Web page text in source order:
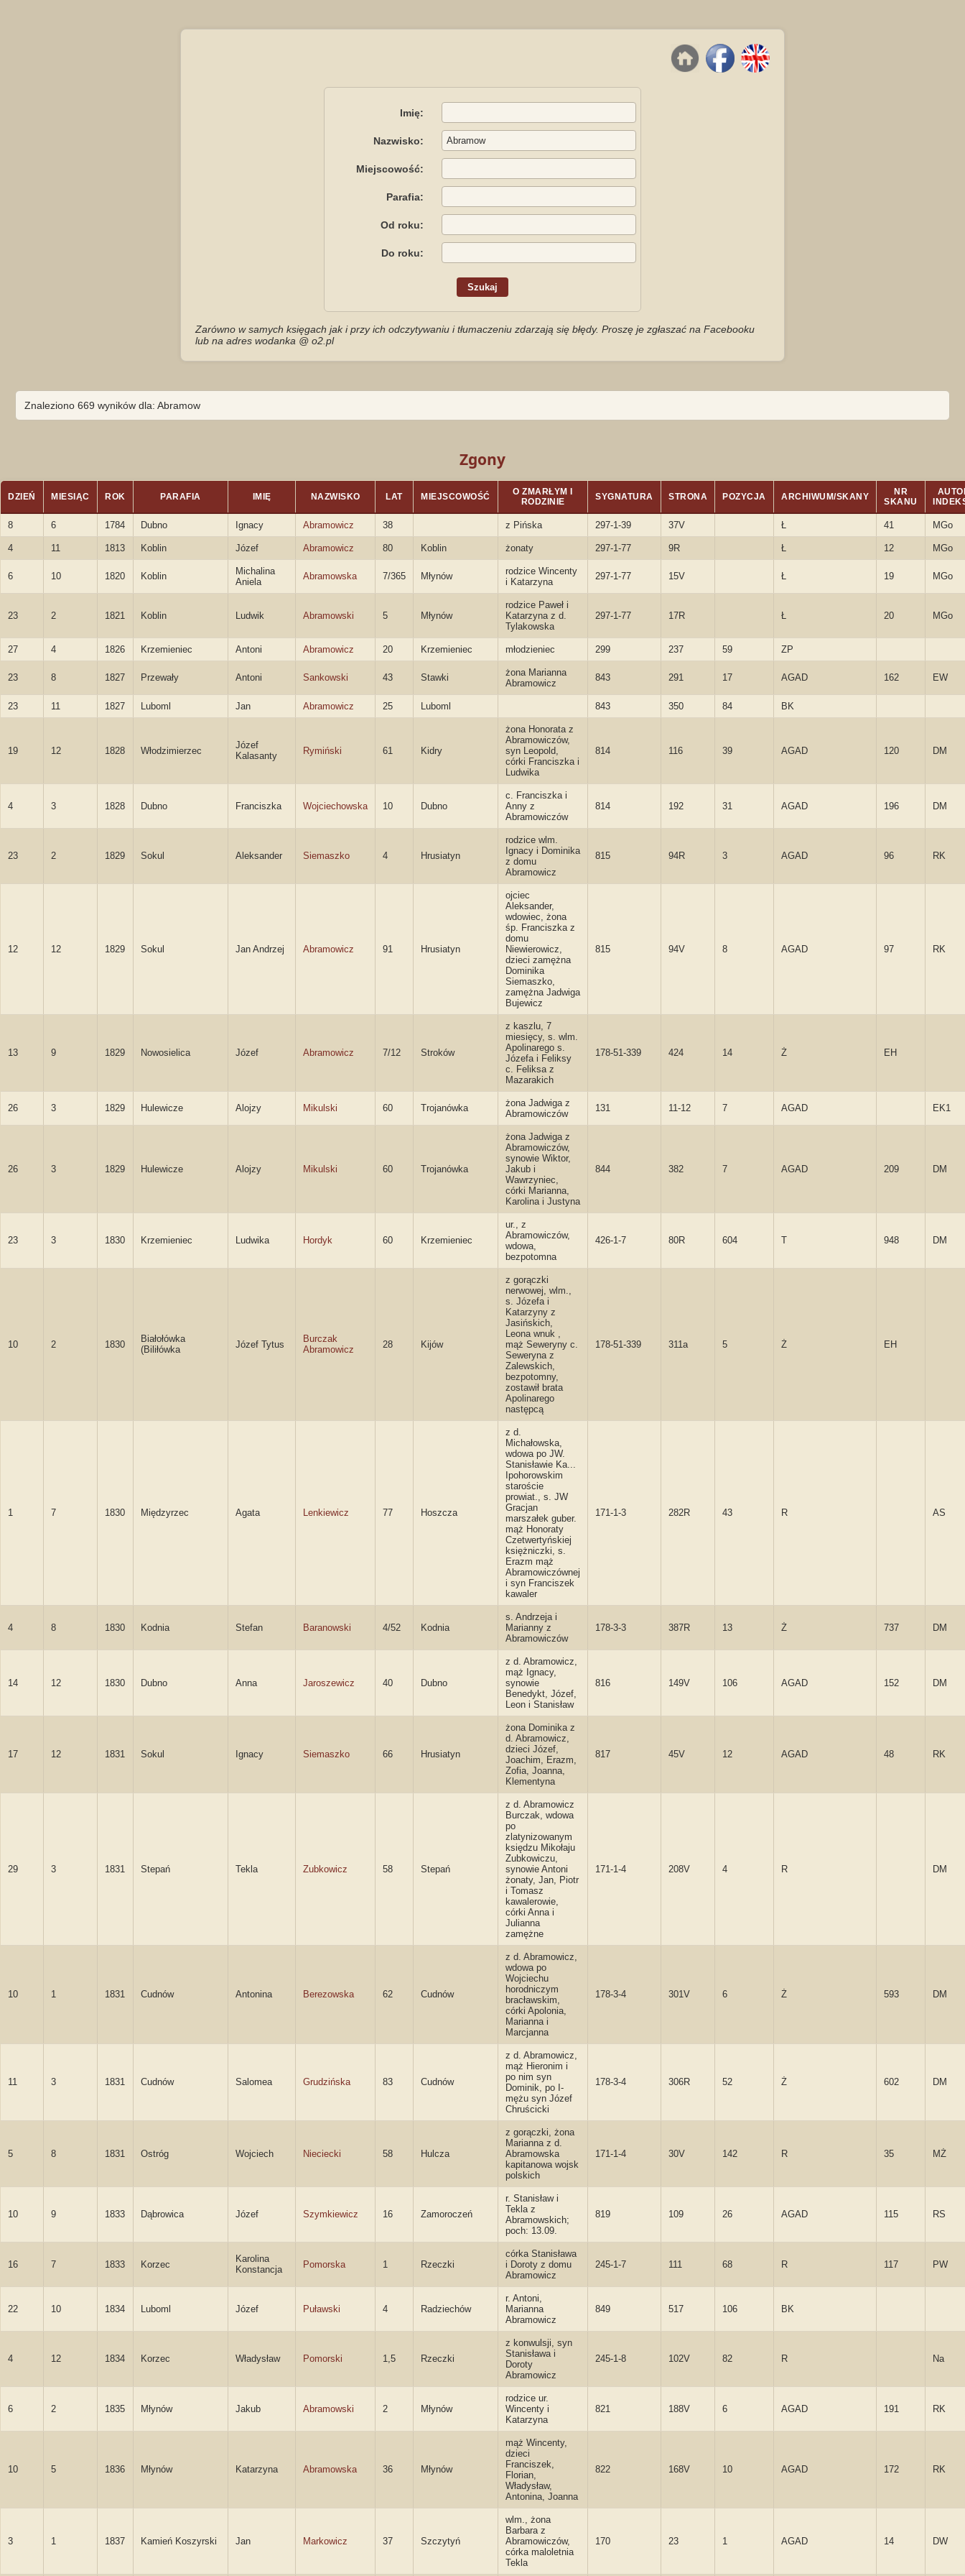
Imię:
Nazwisko:
Miejscowość:
Parafia:
Od roku:
Do roku:
Zarówno w samych księgach jak i przy ich odczytywaniu i tłumaczeniu zdarzają się błędy. Proszę je zgłaszać na Facebooku
lub na adres wodanka @ o2.pl
Znaleziono 669 wyników dla: Abramow
Zgony
DZIEŃ MIESIĄC ROK PARAFIA IMIĘ NAZWISKO LAT MIEJSCOWOŚĆ
O ZMARŁYM I
RODZINIE
SYGNATURA STRONA POZYCJA ARCHIWUM/SKANY
NR
SKANU
8 6 1784 Dubno Ignacy Abramowicz 38 z Pińska 297-1-39 37V Ł 41 MGo
4 11 1813 Koblin Józef Abramowicz 80 Koblin żonaty 297-1-77 9R Ł 12 MGo
6 10 1820 Koblin
Michalina
Aniela
Abramowska 7/365 Młynów
rodzice Wincenty
i Katarzyna
297-1-77 15V Ł 19 MGo
23 2 1821 Koblin Ludwik Abramowski 5 Młynów
rodzice Paweł i
Katarzyna z d.
Tylakowska
297-1-77 17R Ł 20 MGo
27 4 1826 Krzemieniec Antoni Abramowicz 20 Krzemieniec młodzieniec 299 237 59 ZP
23 8 1827 Przewały Antoni Sankowski 43 Stawki
żona Marianna
Abramowicz
843 291 17 AGAD 162 EW
23 11 1827 Luboml Jan Abramowicz 25 Luboml 843 350 84 BK
19 12 1828 Włodzimierzec
Józef
Kalasanty
Rymiński 61 Kidry
żona Honorata z
Abramowiczów,
syn Leopold,
córki Franciszka i
Ludwika
814 116 39 AGAD 120 DM
4 3 1828 Dubno Franciszka Wojciechowska 10 Dubno
c. Franciszka i
Anny z
Abramowiczów
814 192 31 AGAD 196 DM
23 2 1829 Sokul Aleksander Siemaszko 4 Hrusiatyn
rodzice wlm.
Ignacy i Dominika
z domu
Abramowicz
815 94R 3 AGAD 96 RK
12 12 1829 Sokul Jan Andrzej Abramowicz 91 Hrusiatyn
ojciec
Aleksander,
wdowiec, żona
śp. Franciszka z
domu
Niewierowicz,
dzieci zamężna
Dominika
Siemaszko,
zamężna Jadwiga
Bujewicz
815 94V 8 AGAD 97 RK
13 9 1829 Nowosielica Józef Abramowicz 7/12 Stroków
z kaszlu, 7
miesięcy, s. wlm.
Apolinarego s.
Józefa i Feliksy
c. Feliksa z
Mazarakich
178-51-339 424 14 Ż EH
26 3 1829 Hulewicze Alojzy Mikulski 60 Trojanówka
żona Jadwiga z
Abramowiczów
131 11-12 7 AGAD EK1
26 3 1829 Hulewicze Alojzy Mikulski 60 Trojanówka
żona Jadwiga z
Abramowiczów,
synowie Wiktor,
Jakub i
Wawrzyniec,
córki Marianna,
Karolina i Justyna
844 382 7 AGAD 209 DM
23 3 1830 Krzemieniec Ludwika Hordyk 60 Krzemieniec
ur., z
Abramowiczów,
wdowa,
bezpotomna
426-1-7 80R 604 T 948 DM
10 2 1830
Białołówka
(Biliłówka
Józef Tytus
Burczak
Abramowicz
28 Kijów
z gorączki
nerwowej, wlm.,
s. Józefa i
Katarzyny z
Jasińskich,
Leona wnuk ,
mąż Seweryny c.
Seweryna z
Zalewskich,
bezpotomny,
zostawił brata
Apolinarego
następcą
178-51-339 311a 5 Ż EH
1 7 1830 Międzyrzec Agata Lenkiewicz 77 Hoszcza
z d.
Michałowska,
wdowa po JW.
Stanisławie Ka...
Ipohorowskim
staroście
prowiat., s. JW
Gracjan
marszałek guber.
mąż Honoraty
Czetwertyńskiej
księżniczki, s.
Erazm mąż
Abramowiczównej
i syn Franciszek
kawaler
171-1-3 282R 43 R AS
4 8 1830 Kodnia Stefan Baranowski 4/52 Kodnia
s. Andrzeja i
Marianny z
Abramowiczów
178-3-3 387R 13 Ż 737 DM
14 12 1830 Dubno Anna Jaroszewicz 40 Dubno
z d. Abramowicz,
mąż Ignacy,
synowie
Benedykt, Józef,
Leon i Stanisław
816 149V 106 AGAD 152 DM
17 12 1831 Sokul Ignacy Siemaszko 66 Hrusiatyn
żona Dominika z
d. Abramowicz,
dzieci Józef,
Joachim, Erazm,
Zofia, Joanna,
Klementyna
817 45V 12 AGAD 48 RK
29 3 1831 Stepań Tekla Zubkowicz 58 Stepań
z d. Abramowicz
Burczak, wdowa
po
zlatynizowanym
księdzu Mikołaju
Zubkowiczu,
synowie Antoni
żonaty, Jan, Piotr
i Tomasz
kawalerowie,
córki Anna i
Julianna
zamężne
171-1-4 208V 4 R DM
10 1 1831 Cudnów Antonina Berezowska 62 Cudnów
z d. Abramowicz,
wdowa po
Wojciechu
horodniczym
bracławskim,
córki Apolonia,
Marianna i
Marcjanna
178-3-4 301V 6 Ż 593 DM
11 3 1831 Cudnów Salomea Grudzińska 83 Cudnów
z d. Abramowicz,
mąż Hieronim i
po nim syn
Dominik, po I-
mężu syn Józef
Chruścicki
178-3-4 306R 52 Ż 602 DM
5 8 1831 Ostróg Wojciech Nieciecki 58 Hulcza
z gorączki, żona
Marianna z d.
Abramowska
kapitanowa wojsk
polskich
171-1-4 30V 142 R 35 MŻ
10 9 1833 Dąbrowica Józef Szymkiewicz 16 Zamoroczeń
r. Stanisław i
Tekla z
Abramowskich;
poch: 13.09.
819 109 26 AGAD 115 RS
16 7 1833 Korzec
Karolina
Konstancja
Pomorska 1 Rzeczki
córka Stanisława
i Doroty z domu
Abramowicz
245-1-7 111 68 R 117 PW
22 10 1834 Luboml Józef Puławski 4 Radziechów
r. Antoni,
Marianna
Abramowicz
849 517 106 BK
4 12 1834 Korzec Władysław Pomorski 1,5 Rzeczki
z konwulsji, syn
Stanisława i
Doroty
Abramowicz
245-1-8 102V 82 R Na
6 2 1835 Młynów Jakub Abramowski 2 Młynów
rodzice ur.
Wincenty i
Katarzyna
821 188V 6 AGAD 191 RK
10 5 1836 Młynów Katarzyna Abramowska 36 Młynów
mąż Wincenty,
dzieci
Franciszek,
Florian,
Władysław,
Antonina, Joanna
822 168V 10 AGAD 172 RK
3 1 1837 Kamień Koszyrski Jan Markowicz 37 Szczytyń
wlm., żona
Barbara z
Abramowiczów,
córka maloletnia
Tekla
170 23 1 AGAD 14 DW